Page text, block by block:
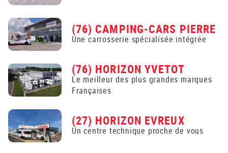
(76) CAMPING-CARS PIERRE
Une carrosserie spécialisée intégrée
(76) HORIZON YVETOT
Le meilleur des plus grandes marques
Françaises
(27) HORIZON EVREUX
Un centre technique proche de vous